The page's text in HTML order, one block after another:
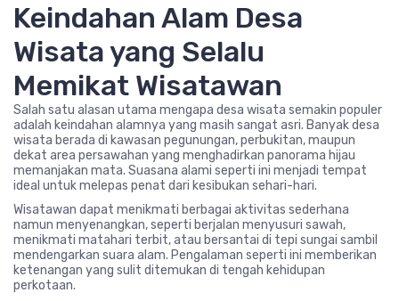
Keindahan Alam Desa
Wisata yang Selalu
Memikat Wisatawan
Salah satu alasan utama mengapa desa wisata semakin populer
adalah keindahan alamnya yang masih sangat asri. Banyak desa
wisata berada di kawasan pegunungan, perbukitan, maupun
dekat area persawahan yang menghadirkan panorama hijau
memanjakan mata. Suasana alami seperti ini menjadi tempat
ideal untuk melepas penat dari kesibukan sehari-hari.
Wisatawan dapat menikmati berbagai aktivitas sederhana
namun menyenangkan, seperti berjalan menyusuri sawah,
menikmati matahari terbit, atau bersantai di tepi sungai sambil
mendengarkan suara alam. Pengalaman seperti ini memberikan
ketenangan yang sulit ditemukan di tengah kehidupan
perkotaan.